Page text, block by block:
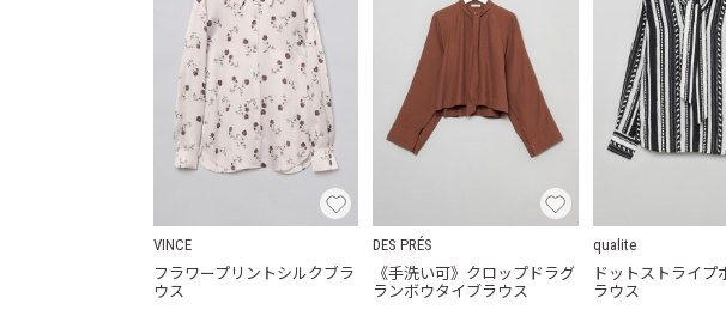
VINCE
フラワープリントシルクブラ
ウス
DES PRÉS
《手洗い可》クロップドラグ
ランボウタイブラウス
qualite
ドットストライプ
ラウス